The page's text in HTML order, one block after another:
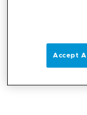
Accept